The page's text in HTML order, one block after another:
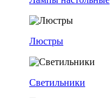
Люстры
Светильники